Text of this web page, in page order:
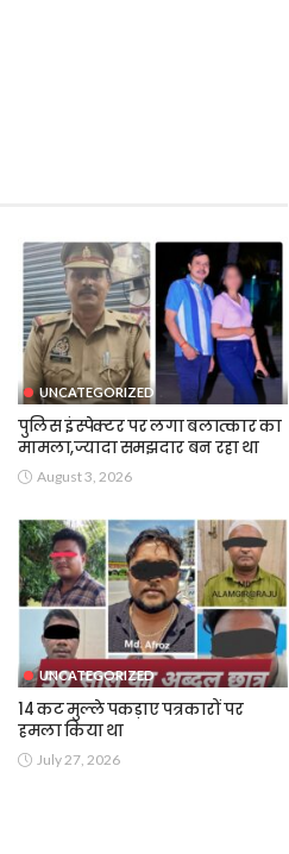
UNCATEGORIZED
पुलिस इंस्पेक्टर पर लगा बलात्कार का
मामला,ज्यादा समझदार बन रहा था
August 3, 2026
UNCATEGORIZED
14 कट मुल्ले पकड़ाए पत्रकारों पर
हमला किया था
July 27, 2026